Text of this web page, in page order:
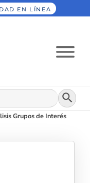
EN LÍNEA
Botón
Grupos de Interés